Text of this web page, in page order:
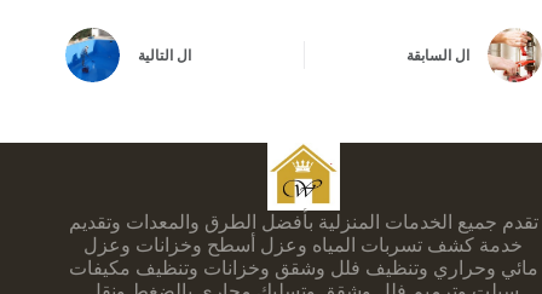
ال السابقة ال التالية
تقدم جميع الخدمات المنزلية بأفضل الطرق والمعدات وتقديم
خدمة كشف تسربات المياه وعزل أسطح وخزانات وعزل
مائي وحراري وتنظيف فلل وشقق وخزانات وتنظيف مكيفات